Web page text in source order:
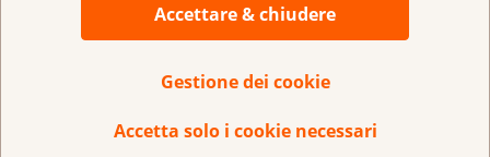
Accettare & chiudere
Gestione dei cookie
Accetta solo i cookie necessari
consumare alimenti ricchi di fibre
ridurre il consumo di alcolici;